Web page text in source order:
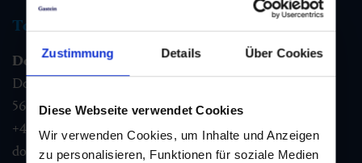
Zustimmung Details Über Cookies
Diese Webseite verwendet Cookies
Wir verwenden Cookies, um Inhalte und Anzeigen
zu personalisieren, Funktionen für soziale Medien
Tourist information
Dorfgastein
Dorfstraße 1,
5632 Dorfgastein
+43 6432 3393 460
dorfgastein@gastein.com